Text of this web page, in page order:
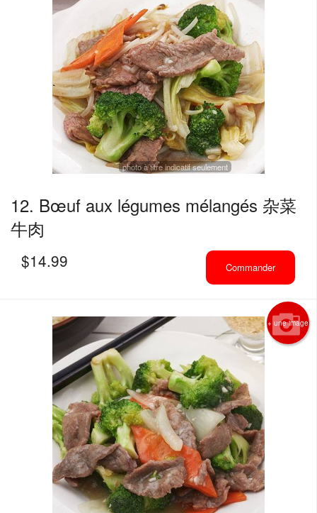
photo à titre indicatif seulement
12. Bœuf aux légumes mélangés 杂菜
牛肉
$14.99 Commander
+ une image